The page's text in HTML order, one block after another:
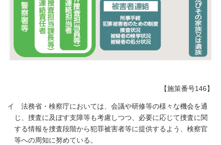
【施策番号146】
イ 法務省・検察庁においては、会議や研修等の様々な機会を通
じ、捜査に及ぼす支障等も考慮しつつ、必要に応じて捜査に関
する情報を捜査段階から犯罪被害者等に提供するよう、検察官
等への周知に努めている。